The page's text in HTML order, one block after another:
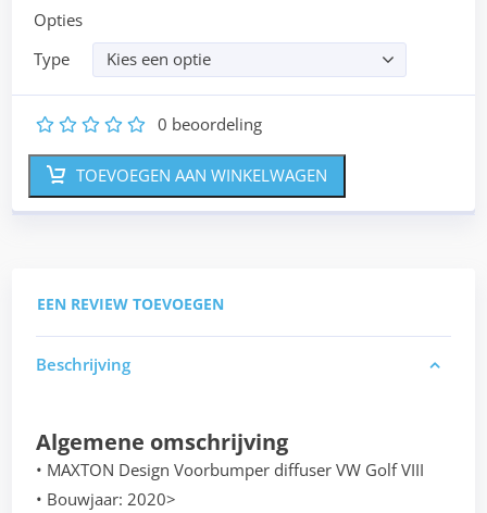
Opties
Type
Kies een optie
5
4
3
2 0 beoordeling
TOEVOEGEN AAN WINKELWAGEN
EEN REVIEW TOEVOEGEN
Beschrijving
Algemene omschrijving
• MAXTON Design Voorbumper diffuser VW Golf VIII
• Bouwjaar: 2020>